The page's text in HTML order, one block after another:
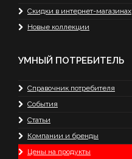
Скидки в интернет-магазинах
Новые коллекции
УМНЫЙ ПОТРЕБИТЕЛЬ
Справочник потребителя
События
Статьи
Компании и бренды
Цены на продукты